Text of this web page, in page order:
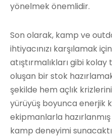
yönelmek önemlidir.
Son olarak, kamp ve
ihtiyacınızı karşılamak
atıştırmalıkları gibi
oluşan bir stok
şekilde hem açlık
yürüyüş boyunca enerjik
ekipmanlarla
kamp deneyimi